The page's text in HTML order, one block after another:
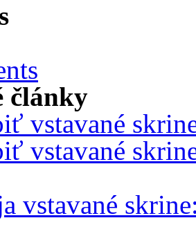
články
vstavané
vstavané
vstavané